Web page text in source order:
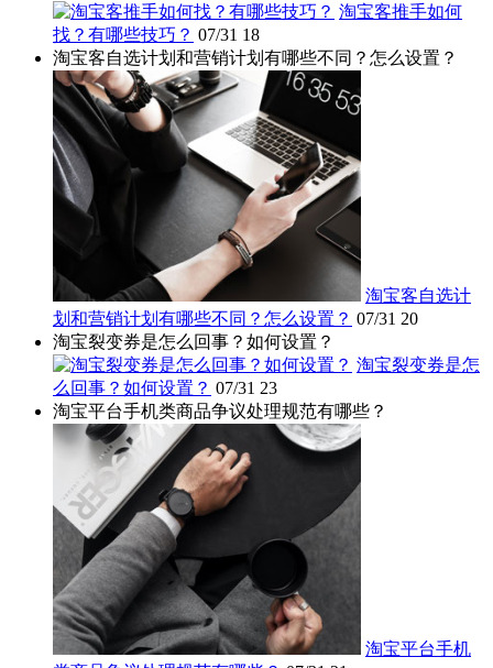
淘宝客推手如何
找？有哪些技巧？ 07/31 18
淘宝客自选计划和营销计划有哪些不同？怎么设置？
淘宝客自选计
划和营销计划有哪些不同？怎么设置？ 07/31 20
淘宝裂变券是怎么回事？如何设置？
淘宝裂变券是怎
么回事？如何设置？ 07/31 23
淘宝平台手机类商品争议处理规范有哪些？
淘宝平台手机